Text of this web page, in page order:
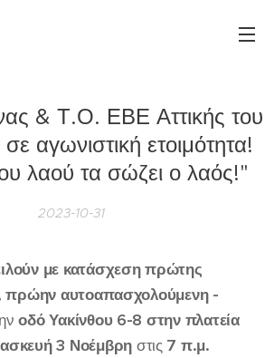
& Τ.Ο. ΕΒΕ Αττικής του
αγωνιστική ετοιμότητα!
λαού τα σώζει ο λαός!"
2023-10-31
με κατάσχεση πρώτης
πρώην αυτοαπασχολούμενη -
οδό Υακίνθου 6-8 στην πλατεία
3 Νοέμβρη στις 7 π.μ.